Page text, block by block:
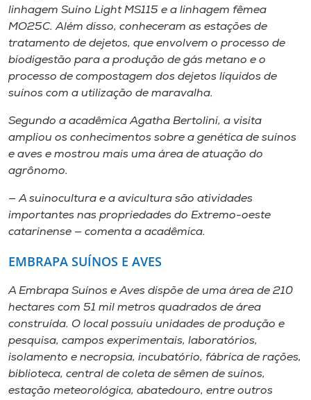
linhagem Suíno Light MS115 e a linhagem fêmea
MO25C. Além disso, conheceram as estações de
tratamento de dejetos, que envolvem o processo de
biodigestão para a produção de gás metano e o
processo de compostagem dos dejetos líquidos de
suínos com a utilização de maravalha.
Segundo a acadêmica Agatha Bertolini, a visita
ampliou os conhecimentos sobre a genética de suínos
e aves e mostrou mais uma área de atuação do
agrônomo.
— A suinocultura e a avicultura são atividades
importantes nas propriedades do Extremo-oeste
catarinense — comenta a acadêmica.
EMBRAPA SUÍNOS E AVES
A Embrapa Suínos e Aves dispõe de uma área de 210
hectares com 51 mil metros quadrados de área
construída. O local possuiu unidades de produção e
pesquisa, campos experimentais, laboratórios,
isolamento e necropsia, incubatório, fábrica de rações,
biblioteca, central de coleta de sêmen de suínos,
estação meteorológica, abatedouro, entre outros